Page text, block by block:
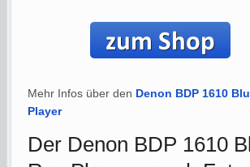
Mehr Infos über den Denon BDP 1610
Player
Der Denon BDP 1610